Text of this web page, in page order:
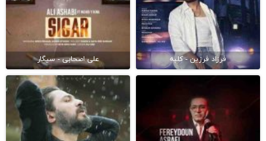
فرزاد فرزین - کلبه علی اصحابی - سیگار